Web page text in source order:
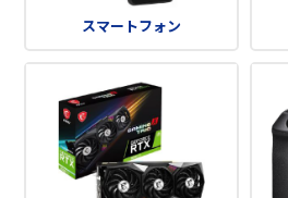
スマートフォン